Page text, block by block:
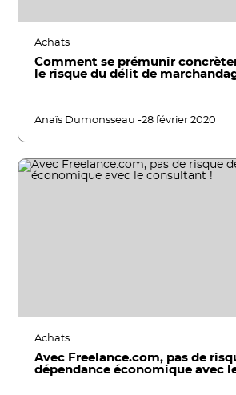
Achats
Comment se prémunir
le risque du délit de
Anaïs Dumonsseau -28 février 2020
Achats
Avec Freelance.com, pas de
dépendance économique avec